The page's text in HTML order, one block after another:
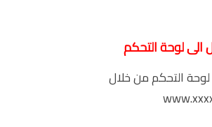
الى لوحة التحكم
التحكم من خلال